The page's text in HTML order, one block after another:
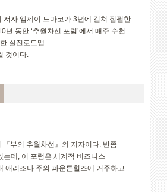
저자 엠제이 드마코가 3년에 걸쳐 집필한
동안 ‘추월차선 포럼’에서 매주 수천
실전로드맵.
것이다.
부의 추월차선』의 저자이다. 반쯤
는데, 이 포럼은 세계적 비즈니스
애리조나 주의 파운튼힐즈에 거주하고